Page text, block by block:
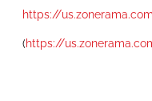
https://
(https://